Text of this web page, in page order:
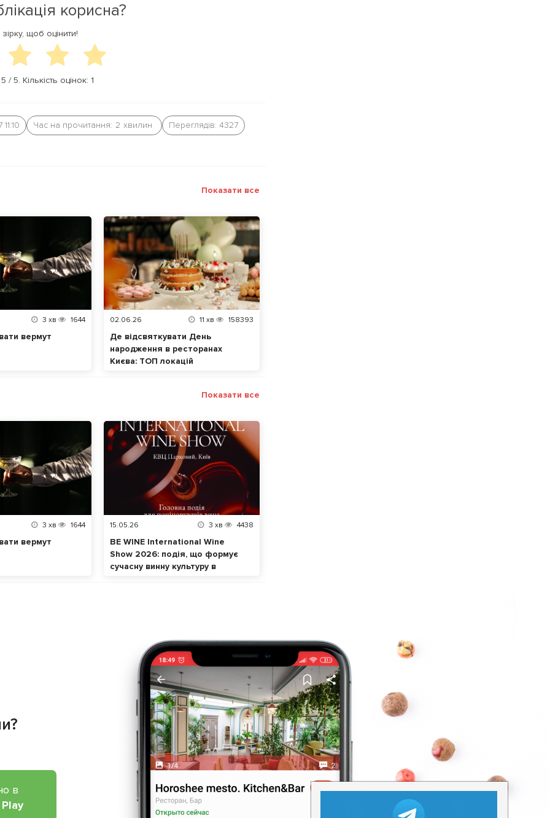
корисна?
щоб оцінити!
5 / 5. Кількість оцінок: 1
Час на прочитання: 2 хвилин Переглядів: 4327
Показати все
3 хв 1644
вермут
02.06.26 11 хв 158393
Де відсвяткувати День
народження в ресторанах
Києва: ТОП локацій
Показати все
3 хв 1644
вермут
15.05.26 3 хв 4438
BE WINE International Wine
Show 2026: подія, що формує
сучасну винну культуру в
в